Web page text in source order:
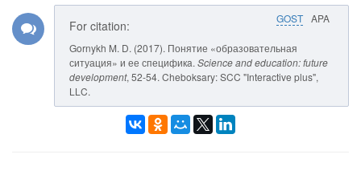
GOST APA
For citation:
Gornykh M. D. (2017). Понятие «образовательная
ситуация» и ее спецификa. Science and education: future
development, 52-54. Cheboksary: SCC "Interactive plus",
LLC.